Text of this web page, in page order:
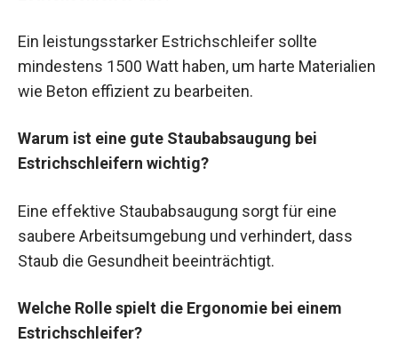
Ein leistungsstarker Estrichschleifer sollte
mindestens 1500 Watt haben, um harte Materialien
wie Beton effizient zu bearbeiten.
Warum ist eine gute Staubabsaugung bei
Estrichschleifern wichtig?
Eine effektive Staubabsaugung sorgt für eine
saubere Arbeitsumgebung und verhindert, dass
Staub die Gesundheit beeinträchtigt.
Welche Rolle spielt die Ergonomie bei einem
Estrichschleifer?